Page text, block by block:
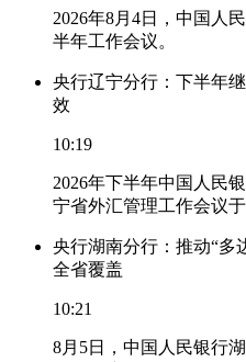
2026年8月4日，中国人
半年工作会议。
央行辽宁分行：下半年
效
10:19
2026年下半年中国人民
宁省外汇管理工作会议于
央行湖南分行：推动“多
全省覆盖
10:21
8月5日，中国人民银行